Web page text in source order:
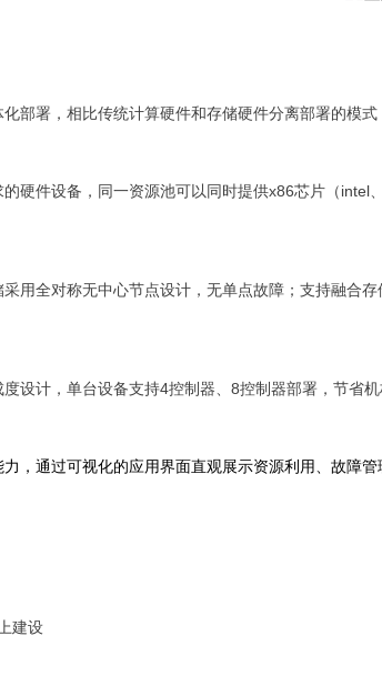
部署，相比传统计算硬件和存储硬件分离部署的模式
硬件设备，同一资源池可以同时提供x86芯片（
用全对称无中心节点设计，无单点故障；支持融合
设计，单台设备支持4控制器、8控制器部署，节省
，通过可视化的应用界面直观展示资源利用、故障
建设